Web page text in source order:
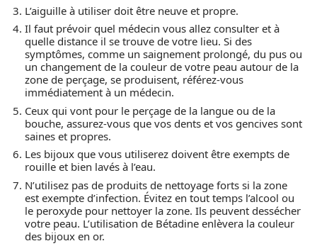
L’aiguille à utiliser doit être neuve et propre.
Il faut prévoir quel médecin vous allez consulter et à
quelle distance il se trouve de votre lieu. Si des
symptômes, comme un saignement prolongé, du pus ou
un changement de la couleur de votre peau autour de la
zone de perçage, se produisent, référez-vous
immédiatement à un médecin.
Ceux qui vont pour le perçage de la langue ou de la
bouche, assurez-vous que vos dents et vos gencives sont
saines et propres.
Les bijoux que vous utiliserez doivent être exempts de
rouille et bien lavés à l’eau.
N’utilisez pas de produits de nettoyage forts si la zone
est exempte d’infection. Évitez en tout temps l’alcool ou
le peroxyde pour nettoyer la zone. Ils peuvent dessécher
votre peau. L’utilisation de Bétadine enlèvera la couleur
des bijoux en or.